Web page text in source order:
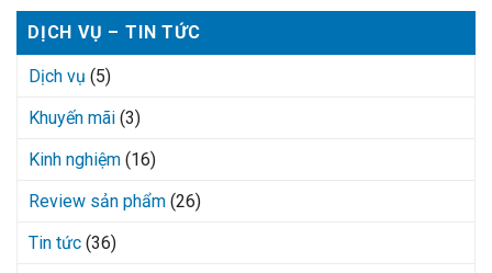
DỊCH VỤ – TIN TỨC
Dịch vụ (5)
Khuyến mãi (3)
Kinh nghiệm (16)
Review sản phẩm (26)
Tin tức (36)